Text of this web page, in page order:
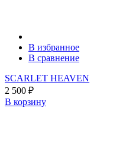
В избранное
В сравнение
SCARLET HEAVEN
2 500 ₽
В корзину